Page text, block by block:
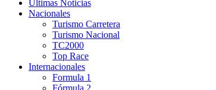
Últimas Noticias
Nacionales
Turismo Carretera
Turismo Nacional
TC2000
Top Race
Internacionales
Formula 1